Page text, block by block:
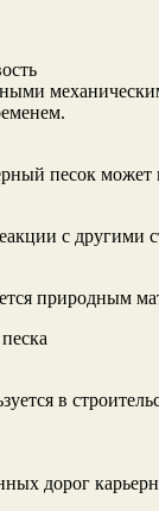
песок
с другими
природным
в
дорог